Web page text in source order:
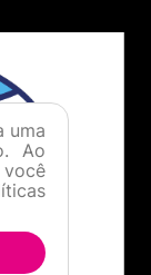
uma
Ao